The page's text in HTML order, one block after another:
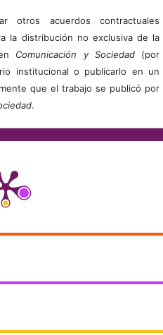
otros acuerdos contractuales
la distribución no exclusiva de la
Comunicación y Sociedad(por
institucional o publicarlo en un
que el trabajo se publicó por
.